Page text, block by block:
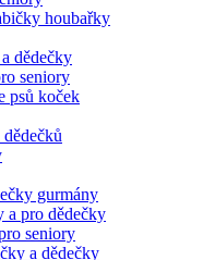
houbařky
dědečky
seniory
psů koček
gurmány
a pro dědečky
seniory
a dědečky